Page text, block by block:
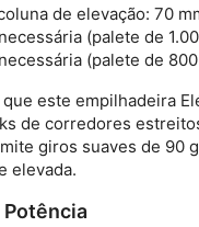
de elevação: 70
(palete de
(palete de
este empilhadeira
de corredores
giros suaves de
elevada.
Potência